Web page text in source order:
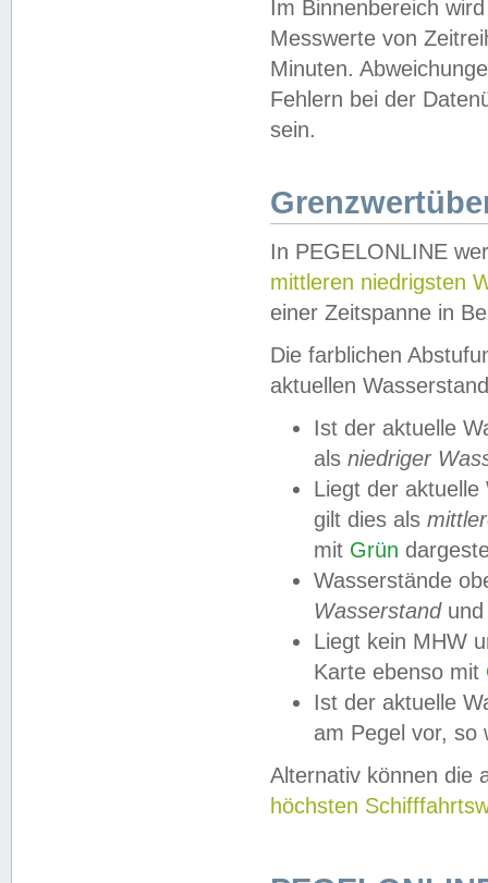
Im Binnenbereich
Messwerte von
Minuten.
Fehlern bei der
sein.
In PEGELONLINE
mittleren niedrigsten
einer Zeitspanne in
Die farblichen
aktuellen
Ist der aktuelle
als niedriger
Liegt der
gilt dies als
mit Grün
Wasserstände
Wasserstandund
Liegt kein MHW
Karte ebenso mit
Ist der aktuelle
am Pegel vor,
Alternativ können die
höchsten